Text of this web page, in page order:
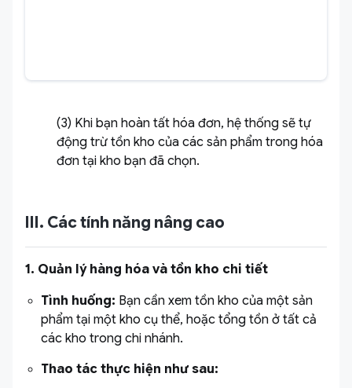
(3) Khi bạn hoàn tất hóa đơn, hệ thống sẽ tự
động trừ tồn kho của các sản phẩm trong hóa
đơn tại kho bạn đã chọn.
III. Các tính năng nâng cao
1. Quản lý hàng hóa và tồn kho chi tiết
Tình huống: Bạn cần xem tồn kho của một sản
phẩm tại một kho cụ thể, hoặc tổng tồn ở tất cả
các kho trong chi nhánh.
Thao tác thực hiện như sau: